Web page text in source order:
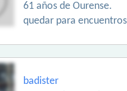
61 años de Ourense.
quedar para
badister